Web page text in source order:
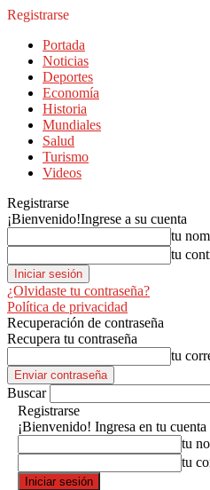
Registrarse
Portada
Noticias
Deportes
Economía
Historia
Mundiales
Salud
Turismo
Videos
Registrarse
¡Bienvenido!Ingrese a su cuenta
tu
tu
¿Olvidaste tu contraseña?
Política de privacidad
Recuperación de contraseña
Recupera tu contraseña
tu
Buscar
Registrarse
¡Bienvenido! Ingresa en tu cuenta
tu
tu